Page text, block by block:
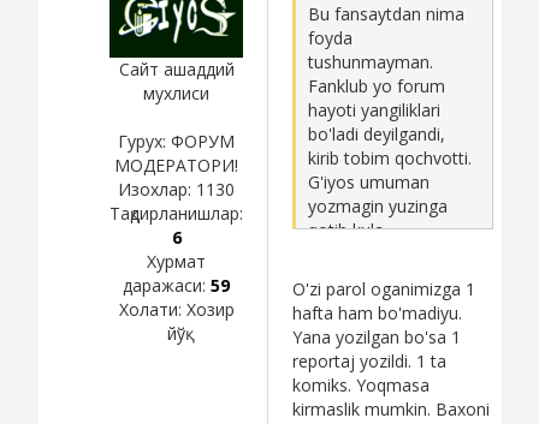
Сайт ашаддий
мухлиси
Гурух: ФОРУМ
МОДЕРАТОРИ!
Изохлар: 1130
Тақдирланишлар:
6
Хурмат
даражаси: 59
Холати: Хозир
йўқ
Bu fansaytdan nima
foyda
tushunmayman.
Fanklub yo forum
hayoti yangiliklari
bo'ladi deyilgandi,
kirib tobim qochvotti.
G'iyos umuman
yozmagin yuzinga
qotib kula
minut sayin
oshmoqda. Sanga
rahm qilib ha shu bola
ozgina ovunsin desa,
soddalik qilib
ishonibsan.
O'zi parol oganimizga 1
hafta ham bo'madiyu.
Yana yozilgan bo'sa 1
reportaj yozildi. 1 ta
komiks. Yoqmasa
kirmaslik mumkin. Baxoni